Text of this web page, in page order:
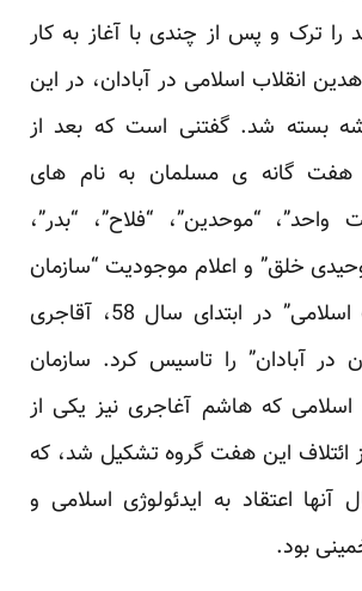
را ترک و پس از چندی با آغاز به کار
انقلاب اسلامی در آبادان، در این
کانون ‏برای همیشه بسته شد‏‎.‎‏ گفتنی است که بعد از
هفت گانه ی مسلمان به نام های
‏واحد”، “موحدین”، “فلاح”، “بدر”،
خلق” و اعلام موجودیت “سازمان
مجاهدین انقلاب ‏اسلامی” در ابتدای سال 58، آقاجری
“دفتر این سازمان در آبادان” را تاسیس کرد‎.‎‏ سازمان
اسلامی که ‏هاشم آغاجری نیز یکی از
ائتلاف این هفت گروه تشکیل شد، که
آنها اعتقاد به ‏ایدئولوژی اسلامی و
بود.‏